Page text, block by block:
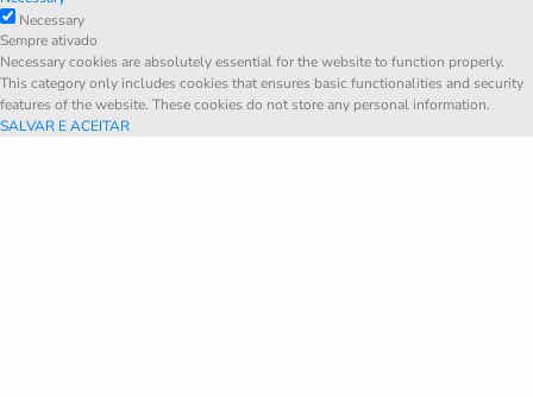
Necessary
Sempre ativado
Necessary cookies are absolutely essential for the website to function properly.
This category only includes cookies that ensures basic functionalities and security
features of the website. These cookies do not store any personal information.
SALVAR E ACEITAR